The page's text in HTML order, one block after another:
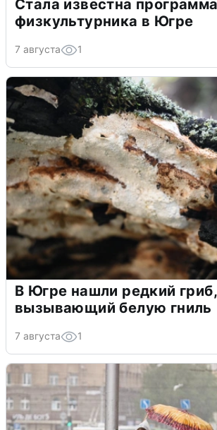
Стала известна
физкультурника в Югре
7 августа 1
В Югре нашли редкий гриб,
вызывающий белую гниль
7 августа 1